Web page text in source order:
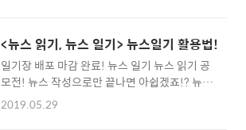
준 참고하기 ▶https://bit.ly/2GEjG8b
<뉴스 읽기, 뉴스 일기> 뉴스일기 활용법!
일기장 배포 마감 완료! 뉴스 일기 뉴스 읽기 공
모전! 뉴스 작성으로만 끝나면 아쉽겠죠!? 뉴스
일기! 남녀노소 활용법! 이렇게 활용해 보세요~
2019.05.29